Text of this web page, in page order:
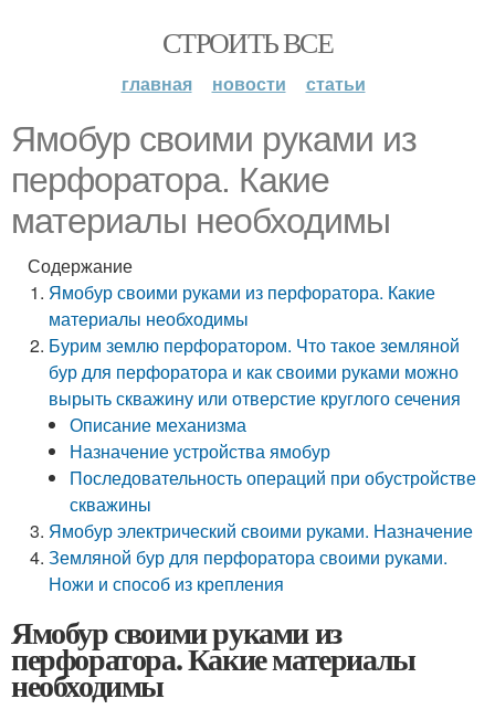
СТРОИТЬ ВСЕ
главная новости статьи
Ямобур своими руками из
перфоратора. Какие
материалы необходимы
Содержание
Ямобур своими руками из перфоратора. Какие
материалы необходимы
Бурим землю перфоратором. Что такое земляной
бур для перфоратора и как своими руками можно
вырыть скважину или отверстие круглого сечения
Описание механизма
Назначение устройства ямобур
Последовательность операций при обустройстве
скважины
Ямобур электрический своими руками. Назначение
Земляной бур для перфоратора своими руками.
Ножи и способ из крепления
Ямобур своими руками из
перфоратора. Какие материалы
необходимы